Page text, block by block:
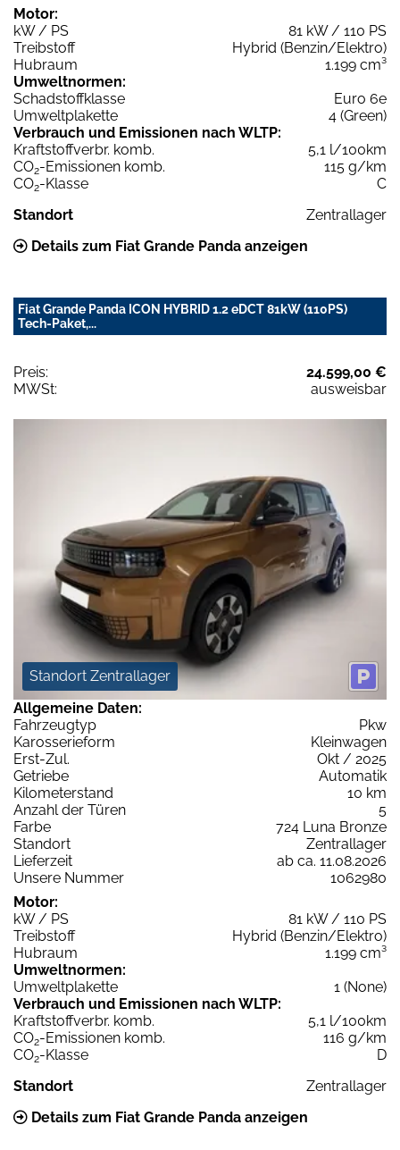
Motor:
kW / PS
81 kW / 110 PS
Treibstoff
Hybrid (Benzin/Elektro)
Hubraum
1.199 cm³
Umweltnormen:
Schadstoffklasse
Euro 6e
Umweltplakette
4 (Green)
Verbrauch und Emissionen nach WLTP:
Kraftstoffverbr. komb.
5,1 l/100km
CO2-Emissionen komb.
115 g/km
CO2-Klasse
C
Standort
Zentrallager
Details zum Fiat Grande Panda anzeigen
Fiat Grande Panda ICON HYBRID 1.2 eDCT 81kW (110PS)
Tech-Paket,...
Preis:
24.599,00 €
MWSt:
ausweisbar
Standort Zentrallager
Allgemeine Daten:
Fahrzeugtyp
Pkw
Karosserieform
Kleinwagen
Erst-Zul.
Okt / 2025
Getriebe
Automatik
Kilometerstand
10 km
Anzahl der Türen
5
Farbe
724 Luna Bronze
Standort
Zentrallager
Lieferzeit
ab ca. 11.08.2026
Unsere Nummer
1062980
Motor:
kW / PS
81 kW / 110 PS
Treibstoff
Hybrid (Benzin/Elektro)
Hubraum
1.199 cm³
Umweltnormen:
Umweltplakette
1 (None)
Verbrauch und Emissionen nach WLTP:
Kraftstoffverbr. komb.
5,1 l/100km
CO2-Emissionen komb.
116 g/km
CO2-Klasse
D
Standort
Zentrallager
Details zum Fiat Grande Panda anzeigen